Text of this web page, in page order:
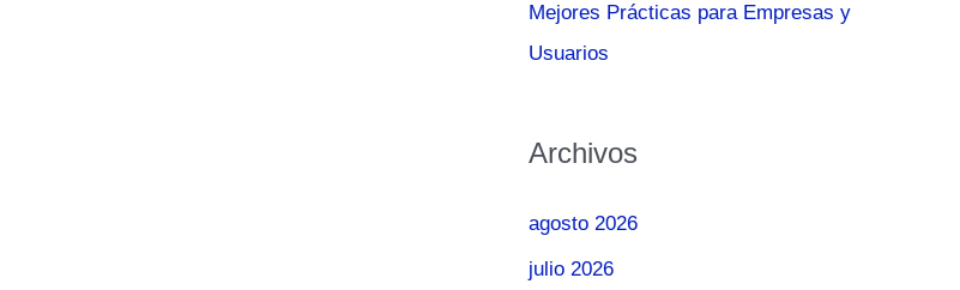
Mejores Prácticas para Empresas y
Usuarios
Archivos
agosto 2026
julio 2026